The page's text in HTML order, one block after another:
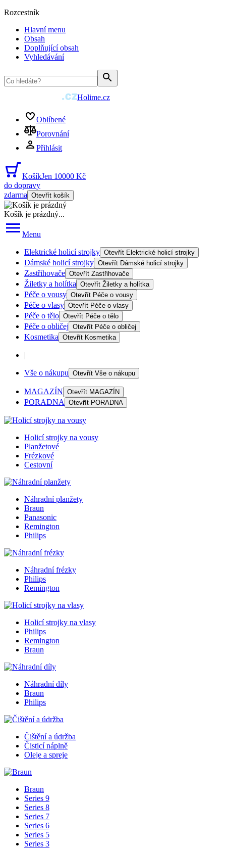
Rozcestník
Hlavní menu
Obsah
Doplňující obsah
Vyhledávání
Holime.cz
Oblíbené
Porovnání
Přihlásit
KošíkJen 10000 Kč
do dopravy
zdarma Otevřít košík
Košík je prázdný...
Menu
Elektrické holicí strojky Otevřít Elektrické holicí strojky
Dámské holicí strojky Otevřít Dámské holicí strojky
Zastřihovače Otevřít Zastřihovače
Žiletky a holítka Otevřít Žiletky a holítka
Péče o vousy Otevřít Péče o vousy
Péče o vlasy Otevřít Péče o vlasy
Péče o tělo Otevřít Péče o tělo
Péče o obličej Otevřít Péče o obličej
Kosmetika Otevřít Kosmetika
|
Vše o nákupu Otevřít Vše o nákupu
MAGAZÍN Otevřít MAGAZÍN
PORADNA Otevřít PORADNA
Holicí strojky na vousy
Planžetové
Frézkové
Cestovní
Náhradní planžety
Braun
Panasonic
Remington
Philips
Náhradní frézky
Philips
Remington
Holicí strojky na vlasy
Philips
Remington
Braun
Náhradní díly
Braun
Philips
Čištění a údržba
Čisticí náplně
Oleje a spreje
Braun
Series 9
Series 8
Series 7
Series 6
Series 5
Series 3